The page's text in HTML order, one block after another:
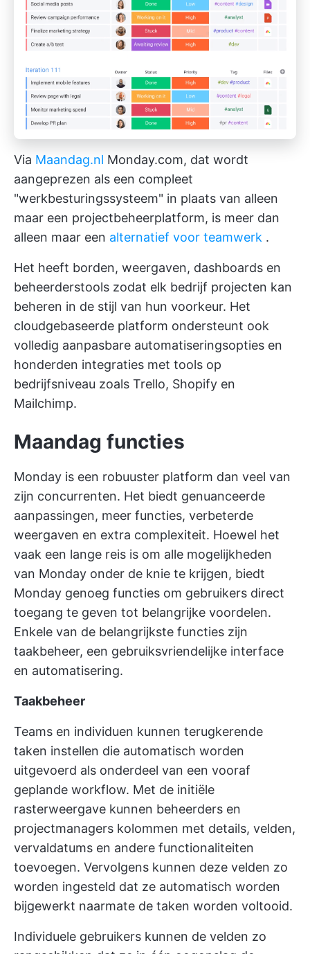
Via Maandag.nl Monday.com, dat wordt
aangeprezen als een compleet
"werkbesturingssysteem" in plaats van alleen
maar een projectbeheerplatform, is meer dan
alleen maar een alternatief voor teamwerk .
Het heeft borden, weergaven, dashboards en
beheerderstools zodat elk bedrijf projecten kan
beheren in de stijl van hun voorkeur. Het
cloudgebaseerde platform ondersteunt ook
volledig aanpasbare automatiseringsopties en
honderden integraties met tools op
bedrijfsniveau zoals Trello, Shopify en
Mailchimp.
Maandag functies
Monday is een robuuster platform dan veel van
zijn concurrenten. Het biedt genuanceerde
aanpassingen, meer functies, verbeterde
weergaven en extra complexiteit. Hoewel het
vaak een lange reis is om alle mogelijkheden
van Monday onder de knie te krijgen, biedt
Monday genoeg functies om gebruikers direct
toegang te geven tot belangrijke voordelen.
Enkele van de belangrijkste functies zijn
taakbeheer, een gebruiksvriendelijke interface
en automatisering.
Taakbeheer
Teams en individuen kunnen terugkerende
taken instellen die automatisch worden
uitgevoerd als onderdeel van een vooraf
geplande workflow. Met de initiële
rasterweergave kunnen beheerders en
projectmanagers kolommen met details, velden,
vervaldatums en andere functionaliteiten
toevoegen. Vervolgens kunnen deze velden zo
worden ingesteld dat ze automatisch worden
bijgewerkt naarmate de taken worden voltooid.
Individuele gebruikers kunnen de velden zo